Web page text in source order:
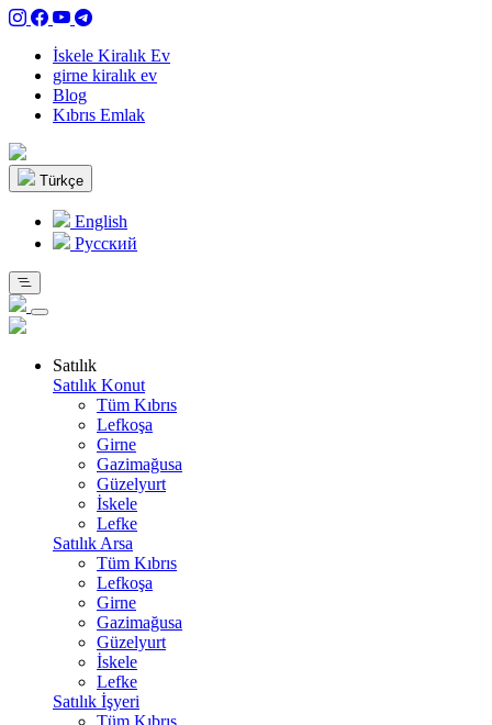
İskele Kiralık Ev
girne kiralık ev
Blog
Kıbrıs Emlak
Türkçe
English
Pусский
Satılık
Satılık Konut
Tüm Kıbrıs
Lefkoşa
Girne
Gazimağusa
Güzelyurt
İskele
Lefke
Satılık Arsa
Tüm Kıbrıs
Lefkoşa
Girne
Gazimağusa
Güzelyurt
İskele
Lefke
Satılık İşyeri
Tüm Kıbrıs